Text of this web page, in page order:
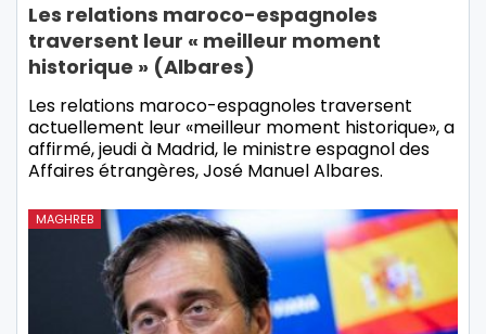
Les relations maroco-espagnoles
traversent leur « meilleur moment
historique » (Albares)
Les relations maroco-espagnoles traversent
actuellement leur «meilleur moment historique», a
affirmé, jeudi à Madrid, le ministre espagnol des
Affaires étrangères, José Manuel Albares.
MAGHREB